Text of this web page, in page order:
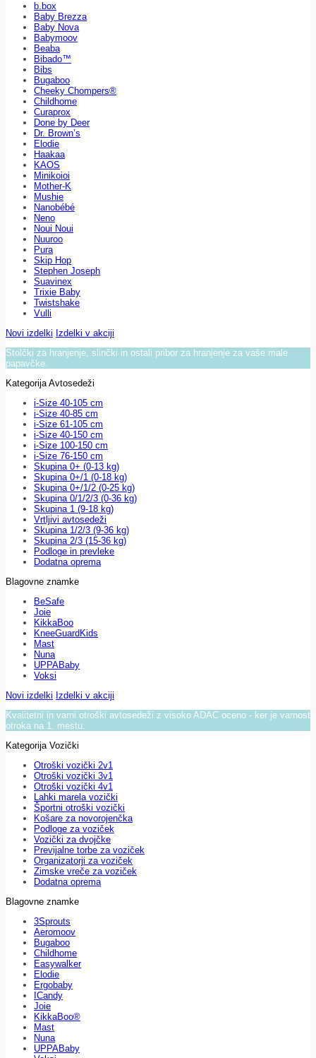
b.box
Baby Brezza
Baby Nova
Babymoov
Beaba
Bibado™
Bibs
Bugaboo
Cheeky Chompers®
Childhome
Curaprox
Done by Deer
Dr. Brown’s
Elodie
Haakaa
KAOS
Minikoioi
Mother-K
Mushie
Nanobébé
Neno
Noui Noui
Nuuroo
Pura
Skip Hop
Stephen Joseph
Suavinex
Trixie Baby
Twistshake
Vulli
Novi izdelki Izdelki v akciji
Stolčki za hranjenje, slinčki in ostali pribor za hranjenje za vaše male
papavčke.
Kategorija Avtosedeži
i-Size 40-105 cm
i-Size 40-85 cm
i-Size 61-105 cm
i-Size 40-150 cm
i-Size 100-150 cm
i-Size 76-150 cm
Skupina 0+ (0-13 kg)
Skupina 0+/1 (0-18 kg)
Skupina 0+/1/2 (0-25 kg)
Skupina 0/1/2/3 (0-36 kg)
Skupina 1 (9-18 kg)
Vrtljivi avtosedeži
Skupina 1/2/3 (9-36 kg)
Skupina 2/3 (15-36 kg)
Podloge in prevleke
Dodatna oprema
Blagovne znamke
BeSafe
Joie
KikkaBoo
KneeGuardKids
Mast
Nuna
UPPABaby
Voksi
Novi izdelki Izdelki v akciji
Kvalitetni in varni otroški avtosedeži z visoko ADAC oceno - ker je varnost
otroka na 1. mestu.
Kategorija Vozički
Otroški vozički 2v1
Otroški vozički 3v1
Otroški vozički 4v1
Lahki marela vozički
Športni otroški vozički
Košare za novorojenčka
Podloge za voziček
Vozički za dvojčke
Previjalne torbe za voziček
Organizatorji za voziček
Zimske vreče za voziček
Dodatna oprema
Blagovne znamke
3Sprouts
Aeromoov
Bugaboo
Childhome
Easywalker
Elodie
Ergobaby
ICandy
Joie
KikkaBoo®
Mast
Nuna
UPPABaby